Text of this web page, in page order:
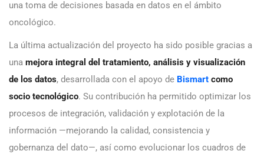
una toma de decisiones basada en datos en el ámbito
oncológico.
La última actualización del proyecto ha sido posible gracias a
una mejora integral del tratamiento, análisis y visualización
de los datos, desarrollada con el apoyo de Bismart como
socio tecnológico. Su contribución ha permitido optimizar los
procesos de integración, validación y explotación de la
información —mejorando la calidad, consistencia y
gobernanza del dato—, así como evolucionar los cuadros de